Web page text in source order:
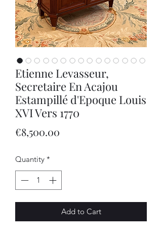
Etienne Levasseur,
Secretaire En Acajou
Estampillé d'Epoque Louis
XVI Vers 1770
€8,500.00
Quantity *
Add to Cart